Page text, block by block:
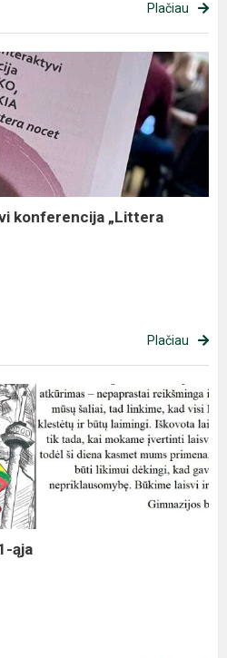
Plačiau
konferencija „Littera
Plačiau
ąja